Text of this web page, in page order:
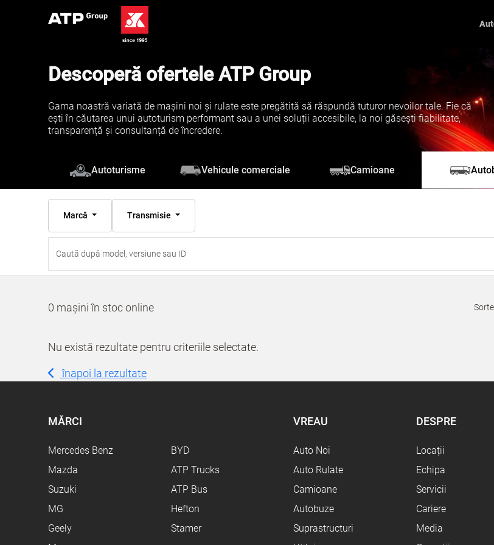
Descoperă ofertele ATP Group
Gama noastră variată de mașini noi și rulate este pregătită să răspundă tuturor nevoilor tale. Fie că
ești în căutarea unui autoturism performant sau a unei soluții accesibile, la noi găsești fiabilitate,
transparență și consultanță de încredere.
Autoturisme Vehicule comerciale Camioane
Marcă Transmisie
0 mașini în stoc online
Nu există rezultate pentru criteriile selectate.
înapoi la rezultate
MĂRCI
Mercedes Benz
Mazda
Suzuki
MG
Geely
BYD
ATP Trucks
ATP Bus
Hefton
Stamer
VREAU
Auto Noi
Auto Rulate
Camioane
Autobuze
Suprastructuri
DESPRE
Locații
Echipa
Servicii
Cariere
Media